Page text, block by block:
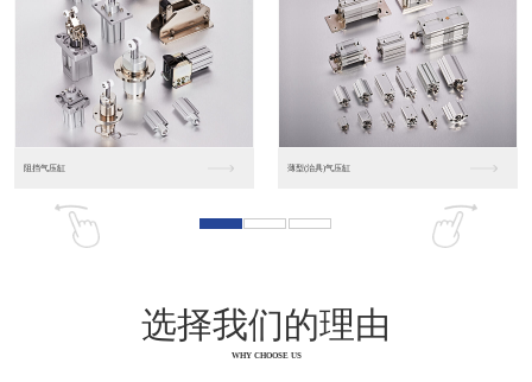
松下人机界面DP10... 数字光钎传感器FX-...
选择我们的理由
WHY CHOOSE US